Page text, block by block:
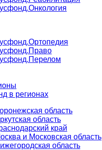
Онкология
Ортопедия
Право
Перелом
в регионах
область
область
край
и Московская область
область